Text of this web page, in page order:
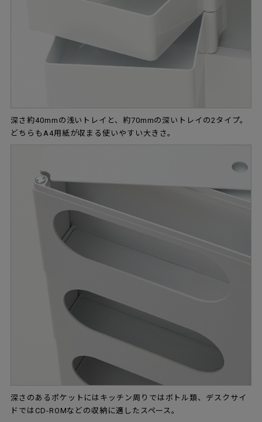
深さ約40mmの浅いトレイと、約70mmの深いトレイの2タイプ。
どちらもA4用紙が収まる使いやすい大きさ。
深さのあるポケットにはキッチン周りではボトル類、デスクサイ
ドではCD-ROMなどの収納に適したスペース。